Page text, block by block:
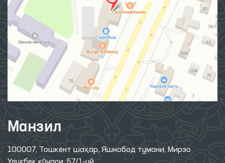
Манзил
100007, Тошкент шаҳар, Яшнобод тумани, Мирзо